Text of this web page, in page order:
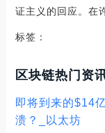
证主义的回应。在
标签：
区块链热门资
即将到来的$14
溃？_以太坊